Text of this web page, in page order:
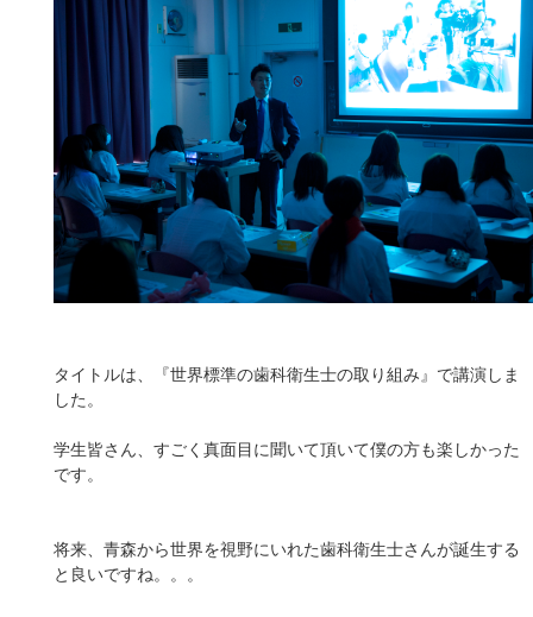
タイトルは、『世界標準の歯科衛生士の取り組み』で講演しま
した。
学生皆さん、すごく真面目に聞いて頂いて僕の方も楽しかった
です。
将来、青森から世界を視野にいれた歯科衛生士さんが誕生する
と良いですね。。。